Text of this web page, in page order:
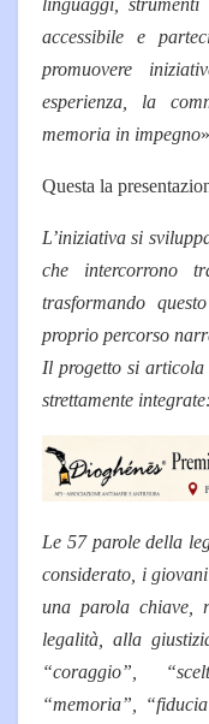
accessibile e
promuovere
esperienza, la
memoria in impegno
Questa la
L’iniziativa si
che
trasformando
proprio percorso
Il progetto si
strettamente
Le 57 parole della
considerato, i
una parola chiave,
legalità, alla
“coraggio”,
“memoria”,